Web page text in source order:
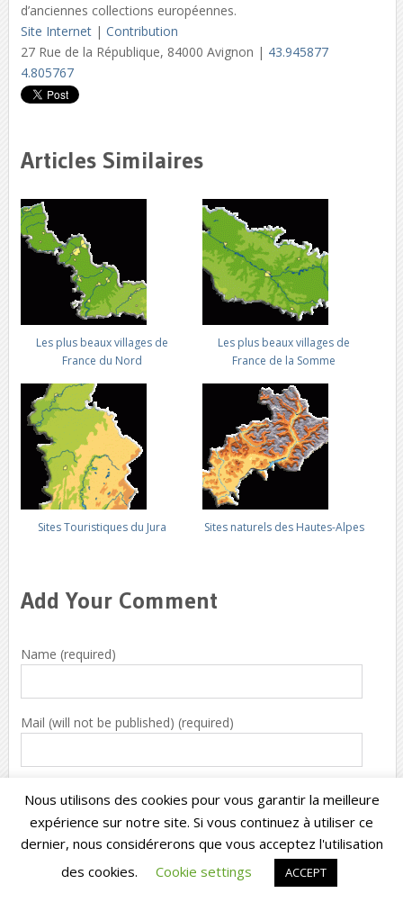
d’anciennes collections européennes.
Site Internet| Contribution
27 Rue de la République, 84000 Avignon | 43.945877
4.805767
Articles Similaires
Les plus beaux villages de
France du Nord
Les plus beaux villages de
France de la Somme
Sites Touristiques du Jura Sites naturels des Hautes-Alpes
Add Your Comment
Name (required)
Mail (will not be published) (required)
Nous utilisons des cookies pour vous garantir la meilleure
expérience sur notre site. Si vous continuez à utiliser ce
dernier, nous considérerons que vous acceptez l'utilisation
des cookies.
Cookie settings ACCEPT